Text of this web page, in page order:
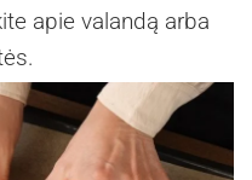
apie valandą arba